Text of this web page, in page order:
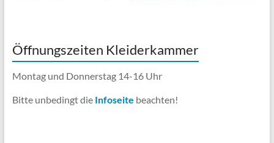
Öffnungszeiten Kleiderkammer
Montag und Donnerstag 14-16 Uhr
Bitte unbedingt die Infoseite beachten!